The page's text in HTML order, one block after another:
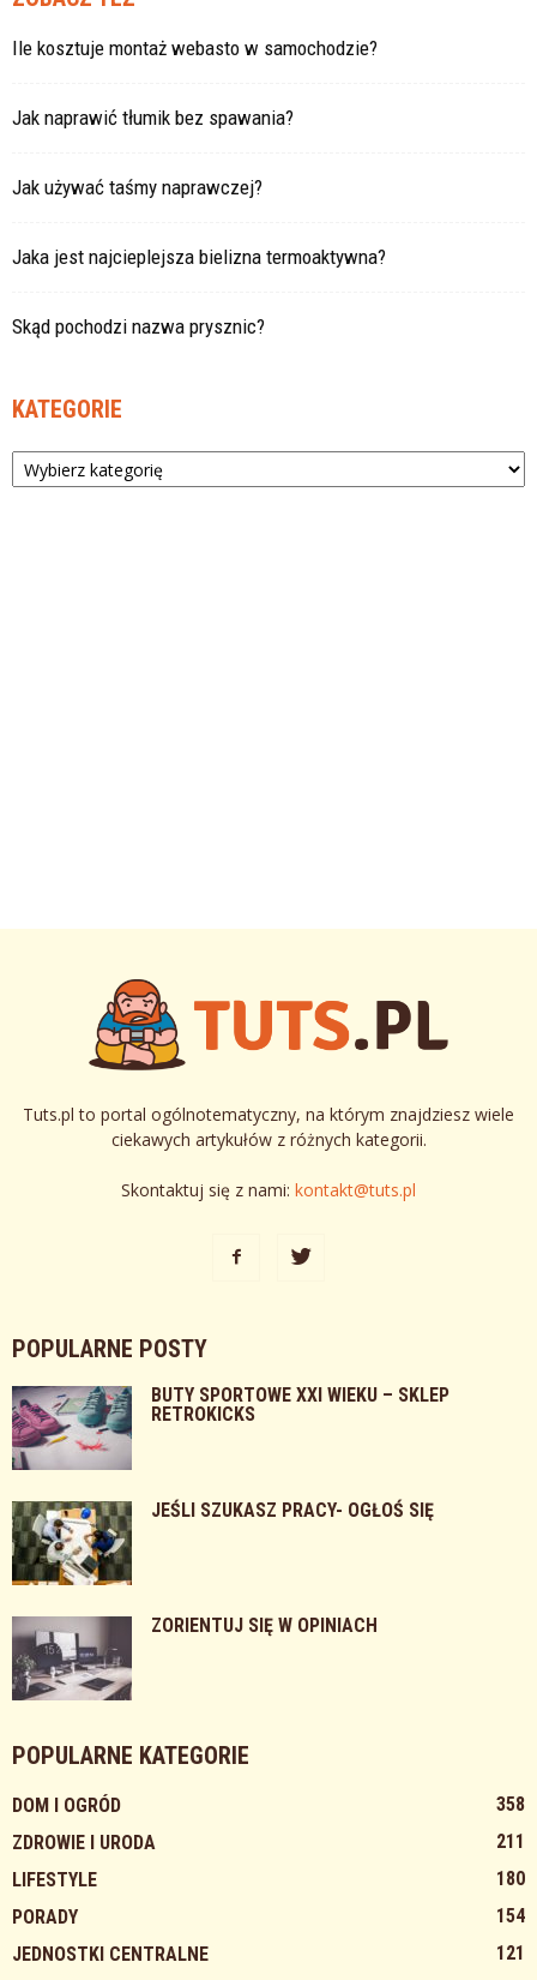
Ile kosztuje montaż webasto w samochodzie?
Jak naprawić tłumik bez spawania?
Jak używać taśmy naprawczej?
Jaka jest najcieplejsza bielizna termoaktywna?
Skąd pochodzi nazwa prysznic?
KATEGORIE
Kategorie
Tuts.pl to portal ogólnotematyczny, na którym znajdziesz wiele
ciekawych artykułów z różnych kategorii.
Skontaktuj się z nami: kontakt@tuts.pl
POPULARNE POSTY
BUTY SPORTOWE XXI WIEKU – SKLEP
RETROKICKS
JEŚLI SZUKASZ PRACY- OGŁOŚ SIĘ
ZORIENTUJ SIĘ W OPINIACH
POPULARNE KATEGORIE
DOM I OGRÓD
358
ZDROWIE I URODA
211
LIFESTYLE
180
PORADY
154
JEDNOSTKI CENTRALNE
121